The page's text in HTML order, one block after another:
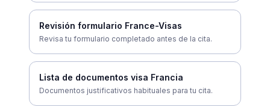
Revisión formulario France-Visas
Revisa tu formulario completado antes de la cita.
Lista de documentos visa Francia
Documentos justificativos habituales para tu cita.